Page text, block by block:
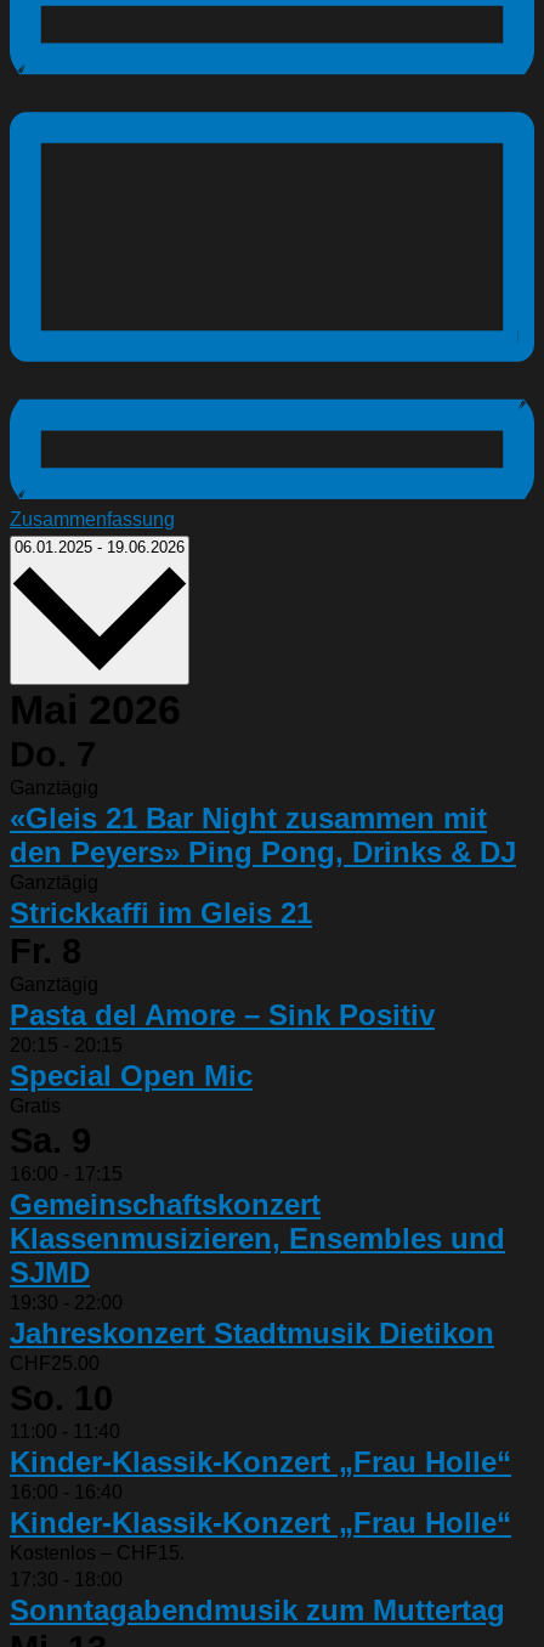
Zusammenfassung
06.01.2025 - 19.06.2026 Datum
Mai 2026
Do. 7
Ganztägig
«Gleis 21 Bar Night zusammen mit
den Peyers» Ping Pong, Drinks & DJ
Ganztägig
Strickkaffi im Gleis 21
Fr. 8
Ganztägig
Pasta del Amore – Sink Positiv
20:15 - 20:15
Special Open Mic
Gratis
Sa. 9
16:00 - 17:15
Gemeinschaftskonzert
Klassenmusizieren, Ensembles und
SJMD
19:30 - 22:00
Jahreskonzert Stadtmusik Dietikon
CHF25.00
So. 10
11:00 - 11:40
Kinder-Klassik-Konzert „Frau Holle“
16:00 - 16:40
Kinder-Klassik-Konzert „Frau Holle“
Kostenlos – CHF15.
17:30 - 18:00
Sonntagabendmusik zum Muttertag